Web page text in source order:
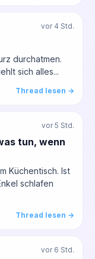
vor 4 Std.
durchatmen.
sich alles...
Thread lesen →
vor 5 Std.
tun, wenn
Küchentisch. Ist
schlafen
Thread lesen →
vor 6 Std.